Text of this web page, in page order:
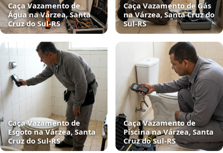
Caça Vazamento de
Água na Várzea, Santa
Cruz do Sul‑RS
Caça Vazamento de Gás
na Várzea, Santa Cruz do
Sul‑RS
Caça Vazamento de
Esgoto na Várzea, Santa
Cruz do Sul‑RS
Caça Vazamento de
Piscina na Várzea, Santa
Cruz do Sul‑RS